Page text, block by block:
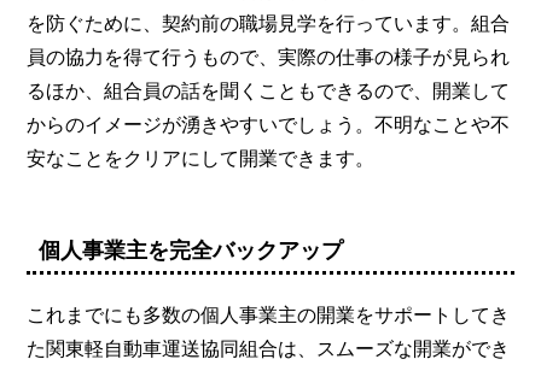
を防ぐために、契約前の職場見学を行っています。組合
員の協力を得て行うもので、実際の仕事の様子が見られ
るほか、組合員の話を聞くこともできるので、開業して
からのイメージが湧きやすいでしょう。不明なことや不
安なことをクリアにして開業できます。
個人事業主を完全バックアップ
これまでにも多数の個人事業主の開業をサポートしてき
た関東軽自動車運送協同組合は、スムーズな開業ができ